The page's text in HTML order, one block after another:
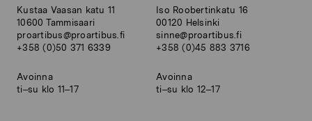
Kustaa Vaasan katu 11
10600 Tammisaari
proartibus@proartibus.fi
+358 (0)50 371 6339
Avoinna
ti–su klo 11–17
Iso Roobertinkatu 16
00120 Helsinki
sinne@proartibus.fi
+358 (0)45 883 3716
Avoinna
ti–su klo 12–17